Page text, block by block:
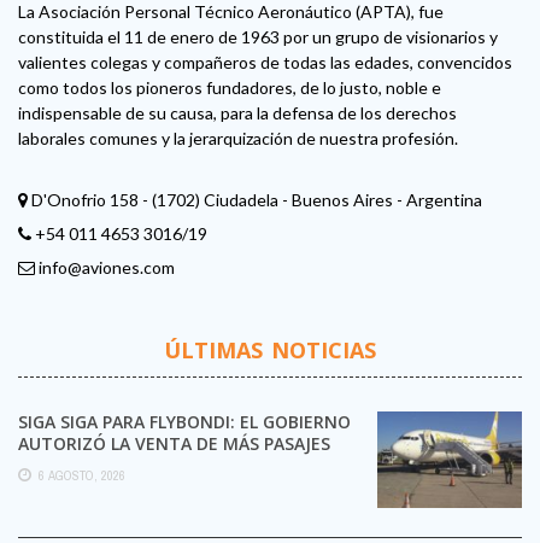
La Asociación Personal Técnico Aeronáutico (APTA), fue
constituida el 11 de enero de 1963 por un grupo de visionarios y
valientes colegas y compañeros de todas las edades, convencidos
como todos los pioneros fundadores, de lo justo, noble e
indispensable de su causa, para la defensa de los derechos
laborales comunes y la jerarquización de nuestra profesión.
D'Onofrio 158 - (1702) Ciudadela - Buenos Aires - Argentina
+54 011 4653 3016/19
info@aviones.com
ÚLTIMAS NOTICIAS
SIGA SIGA PARA FLYBONDI: EL GOBIERNO
AUTORIZÓ LA VENTA DE MÁS PASAJES
6 AGOSTO, 2026